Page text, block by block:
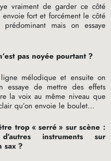
vraiment de garder ce côté
fort et forcément le côté
mais on essaye
pas noyée pourtant ?
mélodique et ensuite on
essaye de mettre des effets
la voix au même niveau que
qu’on envoie le boulet…
trop « serré » sur scène :
instruments sur
sax ?